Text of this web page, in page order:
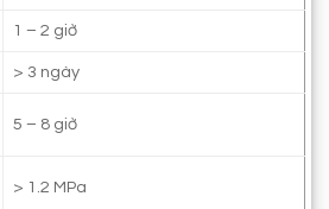
1 – 2 giờ
> 3 ngày
5 – 8 giờ
> 1.2 MPa